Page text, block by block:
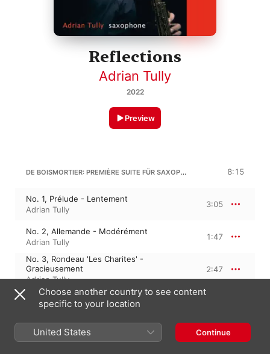
Reflections
Adrian Tully
2022
Preview
DE BOISMORTIER: PREMIÈRE SUITE FÜR SAXOPHON IN E MINOR, OP. 35 8:15
No. 1, Prélude - Lentement
Adrian Tully
3:05
No. 2, Allemande - Modérément
Adrian Tully
1:47
No. 3, Rondeau 'Les Charites' -
Gracieusement
Adrian Tully
2:47
No. 4, L'Emerveillée - Gaiment
Adrian Tully
JOSEPH BODIN DE BOISMORTIER 2:48
Choose another country to see content
specific to your location
United States Continue